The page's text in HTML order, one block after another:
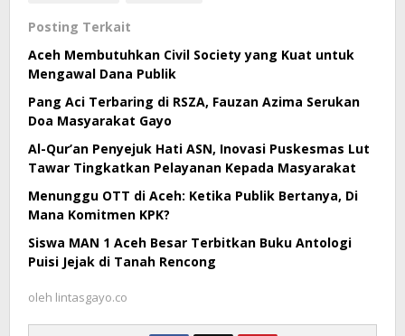
Posting Terkait
Aceh Membutuhkan Civil Society yang Kuat untuk
Mengawal Dana Publik
Pang Aci Terbaring di RSZA, Fauzan Azima Serukan
Doa Masyarakat Gayo
Al-Qur’an Penyejuk Hati ASN, Inovasi Puskesmas Lut
Tawar Tingkatkan Pelayanan Kepada Masyarakat
Menunggu OTT di Aceh: Ketika Publik Bertanya, Di
Mana Komitmen KPK?
Siswa MAN 1 Aceh Besar Terbitkan Buku Antologi
Puisi Jejak di Tanah Rencong
oleh lintasgayo.co